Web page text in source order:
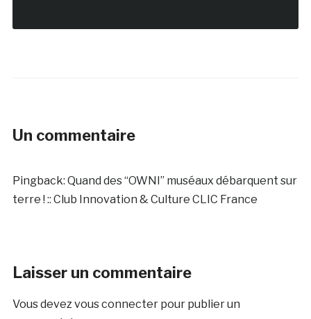
Un commentaire
Pingback: Quand des “OWNI” muséaux débarquent sur
terre ! :: Club Innovation & Culture CLIC France
Laisser un commentaire
Vous devezvous connecterpour publier un